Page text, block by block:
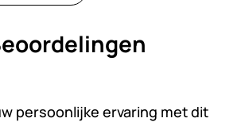
persoonlijke ervaring met dit